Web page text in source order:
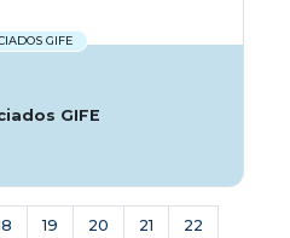
GIFE
GIFE
19 20 21 22